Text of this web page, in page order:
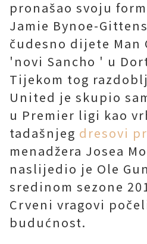
pronašao svoju
Jamie Bynoe-
čudesno dijete Man
'novi Sancho ' u
Tijekom tog
United je skupio
u Premier ligi kao
tadašnjeg dresovi
menadžera Josea
naslijedio je Ole
sredinom sezone
Crveni vragovi
budućnost.